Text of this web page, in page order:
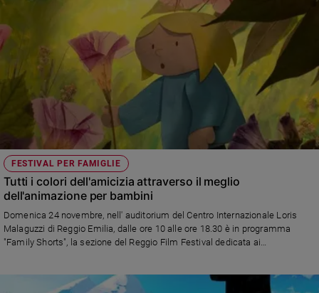
Musica
Famiglia
educazione
Genitori
e
figli
Nonni
Coppia
FESTIVAL PER FAMIGLIE
Tutti i colori dell'amicizia attraverso il meglio
dell'animazione per bambini
Domenica 24 novembre, nell' auditorium del Centro Internazionale Loris
Malaguzzi di Reggio Emilia, dalle ore 10 alle ore 18.30 è in programma
"Family Shorts", la sezione del Reggio Film Festival dedicata ai